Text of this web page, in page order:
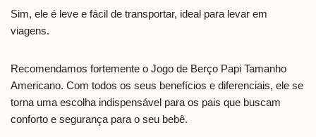
Sim, ele é leve e fácil de transportar, ideal para levar em
viagens.
Recomendamos fortemente o Jogo de Berço Papi Tamanho
Americano. Com todos os seus benefícios e diferenciais, ele se
torna uma escolha indispensável para os pais que buscam
conforto e segurança para o seu bebê.